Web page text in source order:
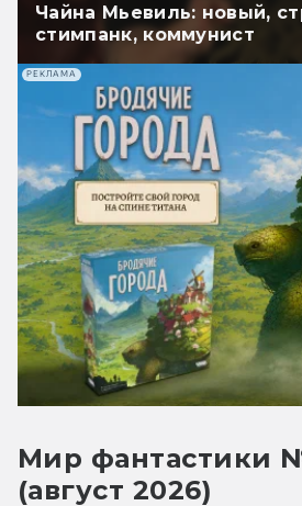
Чайна Мьевиль: новый,
стимпанк, коммунист
РЕКЛАМА
Мир фантастики
(август 2026)